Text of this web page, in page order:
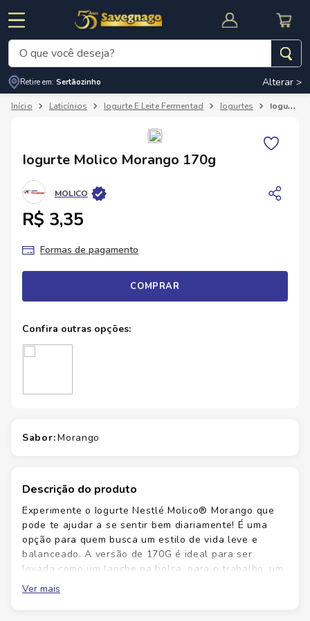
CUPOM DE DESCONTO
O que você deseja?
Retire em: Sertãozinho Alterar >
Laticínios Iogurte E Leite Fermentad Iogurtes Iogurte Molico Morango 170g
Iogurte Molico Morango 170g
MOLICO
R$ 3,35
Formas de pagamento
COMPRAR
sabor: morango
Descrição do produto
Experimente o Iogurte Nestlé Molico® Morango que
pode te ajudar a se sentir bem diariamente! É uma
opção para quem busca um estilo de vida leve e
balanceado. A versão de 170G é ideal para ser
levada como um lanche na bolsa, para o trabalho, um
café da manhã um pouco mais corrido ou em qualquer
compromisso que você tenha durante o dia. Escolher
Ver mais
Termos mais buscados
3º
cerveja
4º
carne
5º arroz